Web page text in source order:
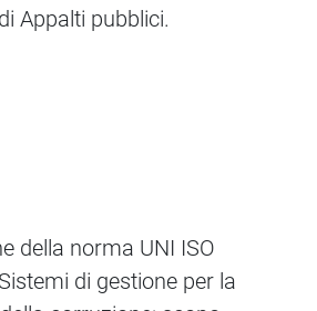
Appalti pubblici.
della norma UNI ISO
di gestione per la